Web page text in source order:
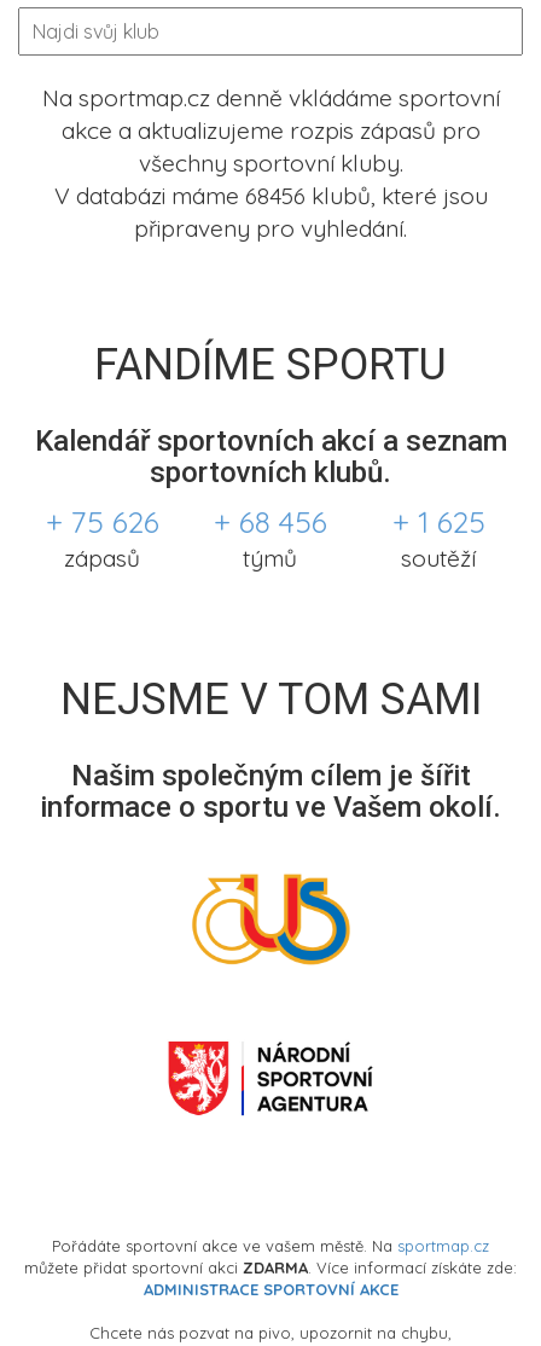
Na sportmap.cz denně vkládáme sportovní
akce a aktualizujeme rozpis zápasů pro
všechny sportovní kluby.
V databázi máme 68456 klubů, které jsou
připraveny pro vyhledání.
FANDÍME SPORTU
Kalendář sportovních akcí a seznam
sportovních klubů.
+ 75 626
zápasů
+ 68 456
týmů
+ 1 625
soutěží
NEJSME V TOM SAMI
Našim společným cílem je šířit
informace o sportu ve Vašem okolí.
Pořádáte sportovní akce ve vašem městě. Na sportmap.cz
můžete přidat sportovní akci ZDARMA . Více informací získáte zde:
ADMINISTRACE SPORTOVNÍ AKCE
Chcete nás pozvat na pivo, upozornit na chybu,